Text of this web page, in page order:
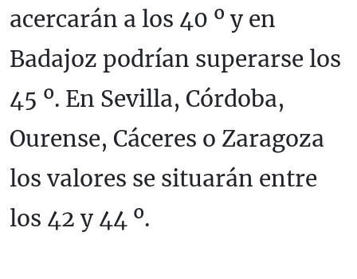
acercarán a los 40 º y en
Badajoz podrían superarse los
45 º. En Sevilla, Córdoba,
Ourense, Cáceres o Zaragoza
los valores se situarán entre
los 42 y 44 º.